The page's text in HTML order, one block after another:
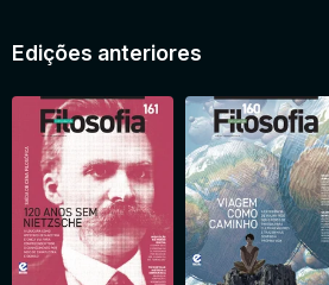
Edições anteriores